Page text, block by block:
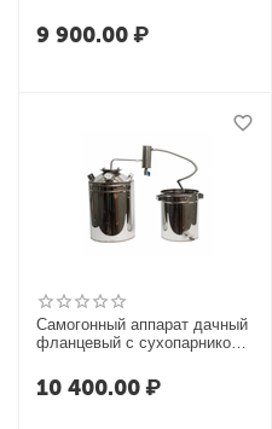
9 900.00₽
Самогонный аппарат дачный
фланцевый с сухопарником
10 400.00₽